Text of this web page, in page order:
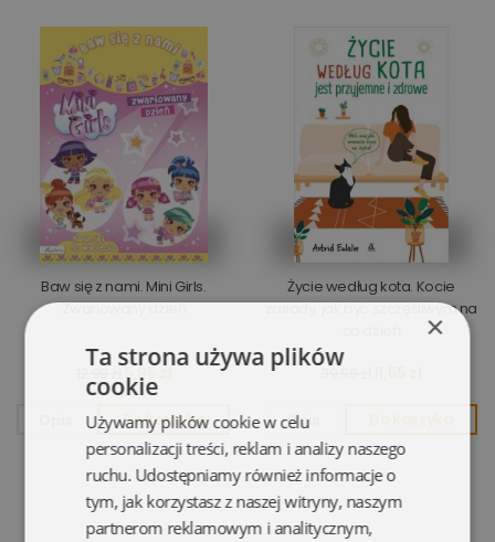
Baw się z nami. Mini Girls.
Zwariowany dzień
5,95 zł
Do koszyka
Życie według kota. Kocie
zasady, jak być szczęśliwym na
Opis
×
Ta strona używa plików
cookie
Używamy plików cookie w celu
personalizacji treści, reklam i analizy naszego
ruchu. Udostępniamy również informacje o
tym, jak korzystasz z naszej witryny, naszym
partnerom reklamowym i analitycznym,